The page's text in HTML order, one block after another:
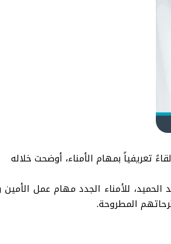
تعريفياً بمهام الأمناء، أوضحت خلاله
للأمناء الجدد مهام عمل
المطروحة.